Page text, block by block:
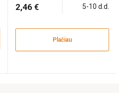
2,46 € 5-10 d.d.
Plačiau